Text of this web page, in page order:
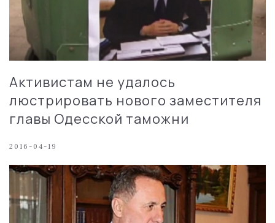
Активистам не удалось
люстрировать нового заместителя
главы Одесской таможни
2016-04-19